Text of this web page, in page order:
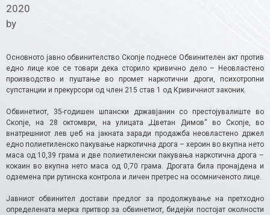
2020
by
Основното јавно обвинителство Скопје поднесе Обвинителен акт против
едно лице кое се товари дека сторило кривично дело – Неовластено
производство и пуштање во промет наркотични дроги, психотропни
супстанции и прекурсори од член 215 став 1 од Кривичниот законик.
Обвинетиот, 35-годишен шпански државјанин со престојувалиште во
Скопје, на 28 октомври, на улицата „Цветан Димов“ во Скопје, во
внатрешниот лев џеб на јакната заради продажба неовластено држел
едно полиетиленско пакување наркотична дрога – хероин во вкупна нето
маса од 10,39 грама и две полиетиленски пакувања наркотична дрога –
кокаин во вкупна нето маса од 0,70 грама. Дрогата била пронајдена и
одземена при рутинска контрола и личен претрес на осомниченото лице.
Јавниот обвинител достави предлог за продолжување на претходно
определената мерка притвор за обвинетиот, бидејќи постојат околности